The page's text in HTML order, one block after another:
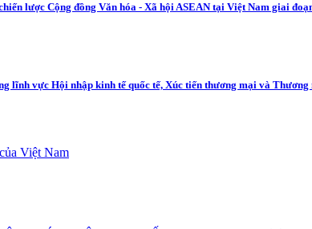
lược Cộng đồng Văn hóa - Xã hội ASEAN tại Việt Nam giai
lĩnh vực Hội nhập kinh tế quốc tế, Xúc tiến thương mại và